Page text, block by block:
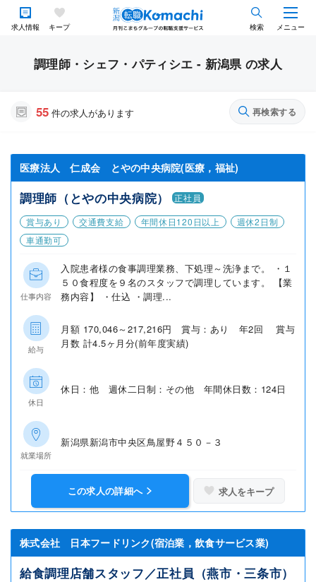
求人情報 キープ 検索 メニュー
調理師・シェフ・パティシエ - 新潟県 の求人
55 件の求人があります 再検索する
医療法人 仁成会 とやの中央病院(医療，福祉)
調理師（とやの中央病院）
正社員
賞与あり
交通費支給 年間休日120日以上
週休2日制
車通勤可
仕事内容
入院患者様の食事調理業務、下処理～洗浄まで。 ・１
５０食程度を９名のスタッフで調理しています。 【業
務内容】 ・仕込 ・調理...
給与
月額 170,046～217,216円 賞与：あり 年2回 賞与
月数 計4.5ヶ月分(前年度実績)
休日
休日：他 週休二日制：その他 年間休日数：124日
就業場所
新潟県新潟市中央区鳥屋野４５０－３
この求人の詳細へ 求人をキープ
株式会社 日本フードリンク(宿泊業，飲食サービス業)
給食調理店舗スタッフ／正社員（燕市・三条市）